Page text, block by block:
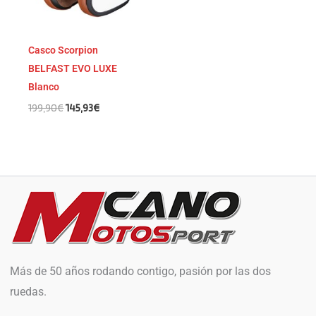
Casco Scorpion
BELFAST EVO LUXE
Blanco
199,90€145,93€
Más de 50 años rodando contigo, pasión por las dos
ruedas.